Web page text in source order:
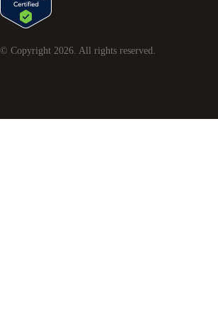
© Copyright 2026 . All rights reserved.